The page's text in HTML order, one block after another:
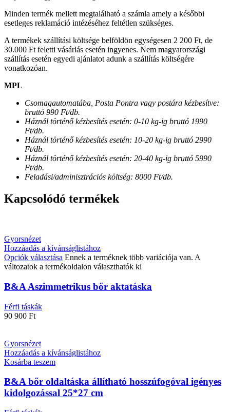
Minden termék mellett megtalálható a számla amely a későbbi
esetleges reklamáció intézéséhez feltétlen szükséges.
A termékek szállítási költsége belföldön egységesen 2 200 Ft, de
30.000 Ft feletti vásárlás esetén ingyenes. Nem magyarországi
szállítás esetén egyedi ajánlatot adunk a szállítás költségére
vonatkozóan.
MPL
Csomagautomatába, Posta Pontra vagy postára kézbesítve:
bruttó 990 Ft/db.
Háznál történő kézbesítés esetén: 0-10 kg-ig bruttó 1990
Ft/db.
Háznál történő kézbesítés esetén: 10-20 kg-ig bruttó 2990
Ft/db.
Háznál történő kézbesítés esetén: 20-40 kg-ig bruttó 5990
Ft/db.
Feladási/adminisztrációs költség: 8000 Ft/db.
Kapcsolódó termékek
Gyorsnézet
Hozzáadás a kívánságlistához
Opciók választása Ennek a terméknek több variációja van. A
változatok a termékoldalon választhatók ki
B&A Aszimmetrikus bőr aktatáska
Férfi táskák
90 900 Ft
Gyorsnézet
Hozzáadás a kívánságlistához
Kosárba teszem
B&A bőr oldaltáska állítható hosszúfogóval igényes
kidolgozással 25*27 cm